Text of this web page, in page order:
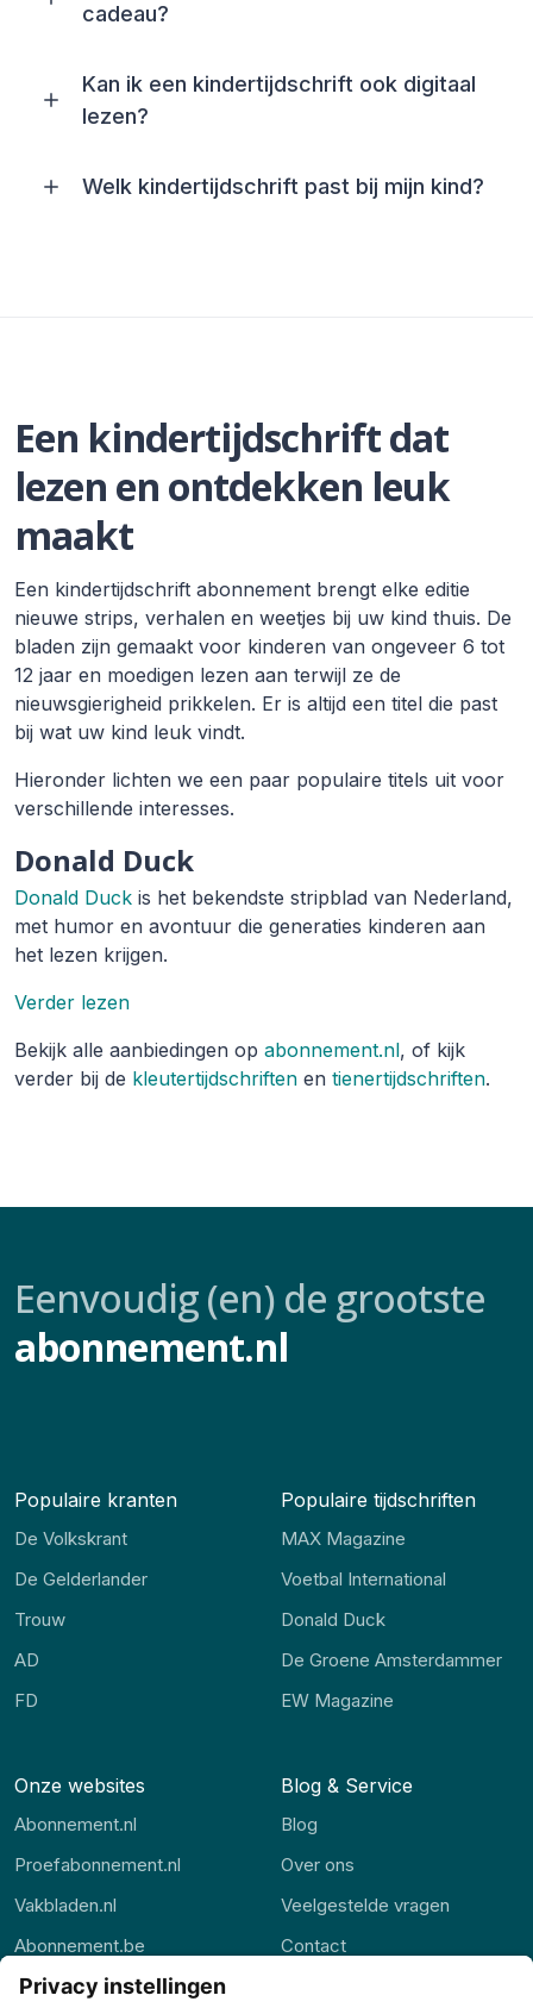
cadeau?
Kan ik een kindertijdschrift ook digitaal
lezen?
Welk kindertijdschrift past bij mijn kind?
Een kindertijdschrift dat
lezen en ontdekken leuk
maakt
Een kindertijdschrift abonnement brengt elke editie
nieuwe strips, verhalen en weetjes bij uw kind thuis. De
bladen zijn gemaakt voor kinderen van ongeveer 6 tot
12 jaar en moedigen lezen aan terwijl ze de
nieuwsgierigheid prikkelen. Er is altijd een titel die past
bij wat uw kind leuk vindt.
Hieronder lichten we een paar populaire titels uit voor
verschillende interesses.
Donald Duck
Donald Duck is het bekendste stripblad van Nederland,
met humor en avontuur die generaties kinderen aan
het lezen krijgen.
Verder lezen
Bekijk alle aanbiedingen op abonnement.nl, of kijk
verder bij de kleutertijdschriften en tienertijdschriften.
Eenvoudig (en) de grootste
abonnement.nl
Populaire kranten
De Volkskrant
De Gelderlander
Trouw
AD
FD
Populaire tijdschriften
MAX Magazine
Voetbal International
Donald Duck
De Groene Amsterdammer
EW Magazine
Onze websites
Abonnement.nl
Proefabonnement.nl
Vakbladen.nl
Abonnement.be
Thuisstudie.nl
Blog & Service
Blog
Over ons
Veelgestelde vragen
Contact